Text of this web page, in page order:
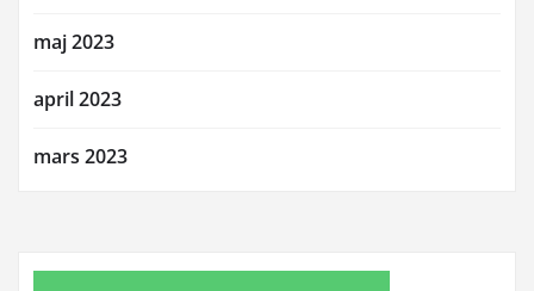
maj 2023
april 2023
mars 2023